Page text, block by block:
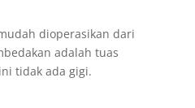
dioperasikan dari
adalah tuas
tidak ada gigi.